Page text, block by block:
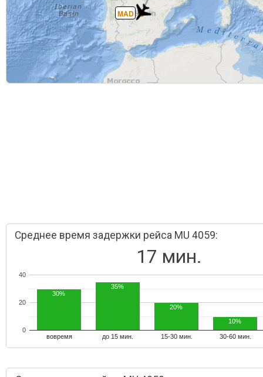
MAD
Среднее время задержки рейса MU 4059:
17 мин.
вовремя до 15 мин. 15-30 мин. 30-60 мин.
0
20
40
30%
35%
20%
10%